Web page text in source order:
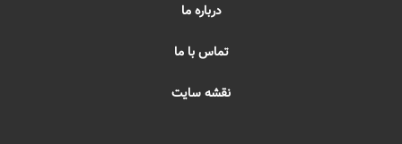
درباره ما
تماس با ما
نقشه سایت